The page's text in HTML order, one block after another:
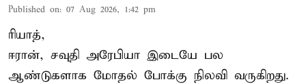
Published on: 07 Aug 2026, 1:42 pm
ரியாத்,
ஈரான், சவுதி அரேபியா இடையே பல
ஆண்டுகளாக மோதல் போக்கு நிலவி வருகிறது.